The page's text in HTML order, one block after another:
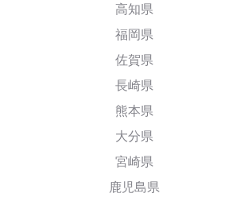
高知県
福岡県
佐賀県
長崎県
熊本県
大分県
宮崎県
鹿児島県